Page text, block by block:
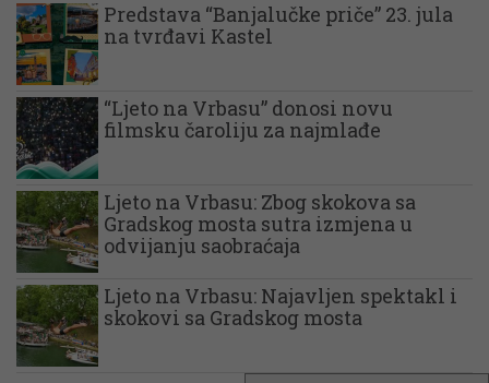
Predstava “Banjalučke priče” 23. jula
na tvrđavi Kastel
“Ljeto na Vrbasu” donosi novu
filmsku čaroliju za najmlađe
Ljeto na Vrbasu: Zbog skokova sa
Gradskog mosta sutra izmjena u
odvijanju saobraćaja
Ljeto na Vrbasu: Najavljen spektakl i
skokovi sa Gradskog mosta